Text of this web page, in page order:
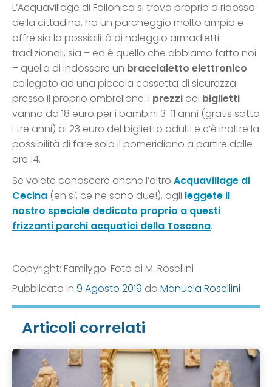
L’Acquavillage di Follonica si trova proprio a ridosso
della cittadina, ha un parcheggio molto ampio e
offre sia la possibilità di noleggio armadietti
tradizionali, sia – ed è quello che abbiamo fatto noi
– quella di indossare un braccialetto elettronico
collegato ad una piccola cassetta di sicurezza
presso il proprio ombrellone. I prezzi dei biglietti
vanno da 18 euro per i bambini 3-11 anni (gratis sotto
i tre anni) ai 23 euro del biglietto adulti e c’è inoltre la
possibilità di fare solo il pomeridiano a partire dalle
ore 14.
Se volete conoscere anche l’altro Acquavillage di
Cecina (eh sì, ce ne sono due!), agli leggete il
nostro speciale dedicato proprio a questi
frizzanti parchi acquatici della Toscana.
Copyright: Familygo. Foto di M. Rosellini
Pubblicato in 9 Agosto 2019 da Manuela Rosellini
Articoli correlati